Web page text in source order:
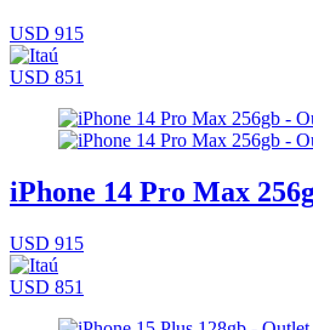
USD 915
USD 851
iPhone 14 Pro Max
USD 915
USD 851